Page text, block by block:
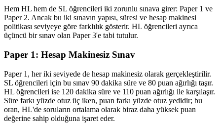
Hem HL hem de SL öğrencileri iki zorunlu sınava girer: Paper 1 ve
Paper 2. Ancak bu iki sınavın yapısı, süresi ve hesap makinesi
politikası seviyeye göre farklılık gösterir. HL öğrencileri ayrıca
üçüncü bir sınav olan Paper 3'e tabi tutulur.
Paper 1: Hesap Makinesiz Sınav
Paper 1, her iki seviyede de hesap makinesiz olarak gerçekleştirilir.
SL öğrencileri için bu sınav 90 dakika süre ve 80 puan ağırlığı taşır.
HL öğrencileri ise 120 dakika süre ve 110 puan ağırlığı ile karşılaşır.
Süre farkı yüzde otuz üç iken, puan farkı yüzde otuz yedidir; bu
oran, HL'de soruların ortalama olarak biraz daha yüksek puan
değerine sahip olduğuna işaret eder.